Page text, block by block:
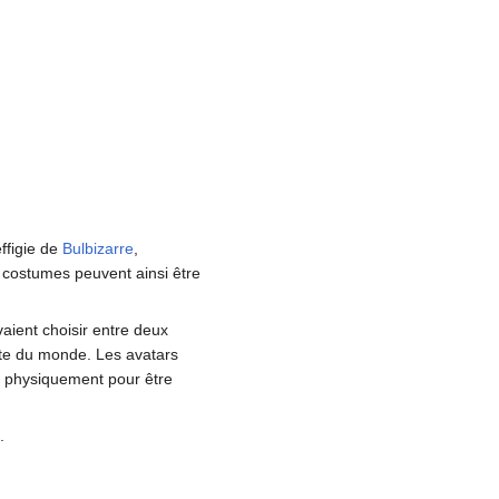
de Bulbizarre
peuvent ainsi être
choisir entre deux
du monde. Les avatars
pour être